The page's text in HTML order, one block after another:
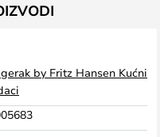
by Fritz Hansen Kućni